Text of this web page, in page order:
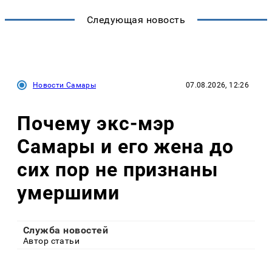
Следующая новость
Новости Самары 07.08.2026, 12:26
Почему экс-мэр
Самары и его жена до
сих пор не признаны
умершими
Служба новостей
Автор статьи